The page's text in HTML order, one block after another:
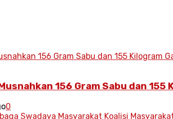
156 Gram Sabu dan 155
0